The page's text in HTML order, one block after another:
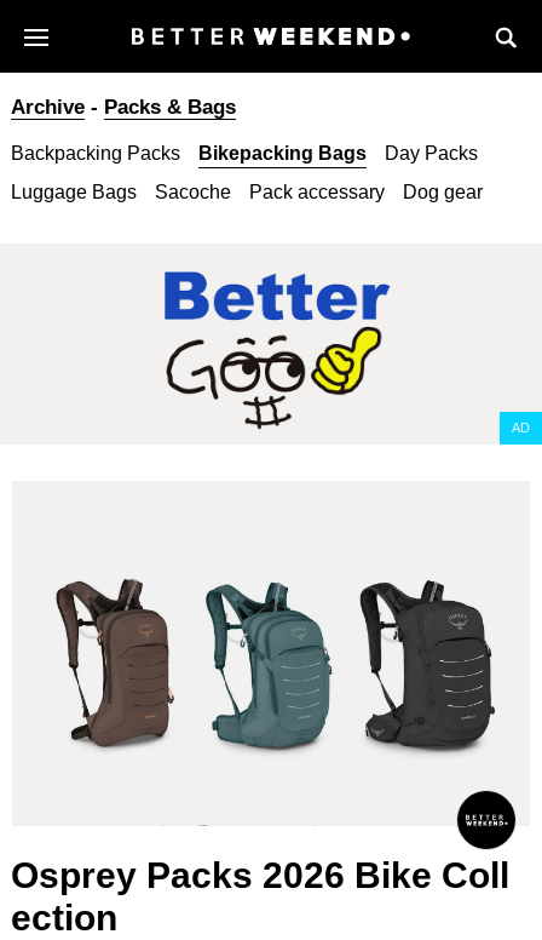
Archive- Packs & Bags
Backpacking Packs Bikepacking Bags
Day Packs
Luggage Bags
Sacoche Pack accessary Dog gear
AD
Osprey Packs 2026 Bike Coll
ection